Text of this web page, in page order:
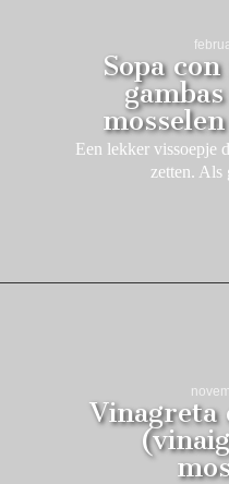
Sopa
Een lekker vissoepje
zetten.
Vinagreta